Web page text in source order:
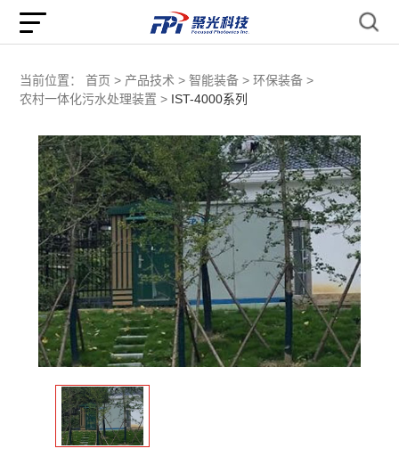
当前位置： 首页 > 产品技术 > 智能装备 > 环保装备 >
农村一体化污水处理装置 > IST-4000系列